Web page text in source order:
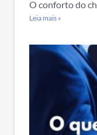
O conforto do
Leia mais »